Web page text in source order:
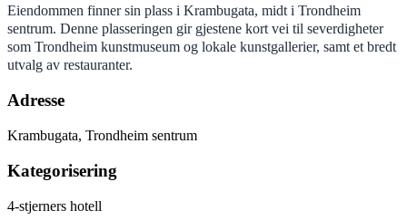
Eiendommen finner sin plass i Krambugata, midt i Trondheim
sentrum. Denne plasseringen gir gjestene kort vei til severdigheter
som Trondheim kunstmuseum og lokale kunstgallerier, samt et bredt
utvalg av restauranter.
Adresse
Krambugata, Trondheim sentrum
Kategorisering
4-stjerners hotell